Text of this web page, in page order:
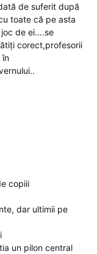
de suferit după
toate că pe asta
de ei….se
corect,profesorii
în
copiii
dar ultimii pe
un pilon central